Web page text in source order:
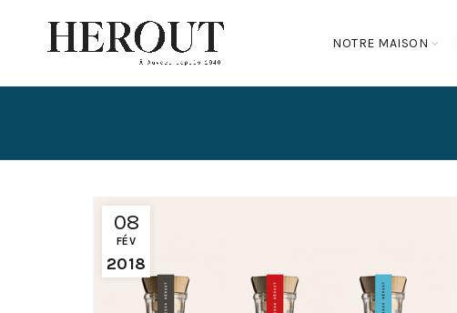
NOTRE MAISON
08
FÉV
2018